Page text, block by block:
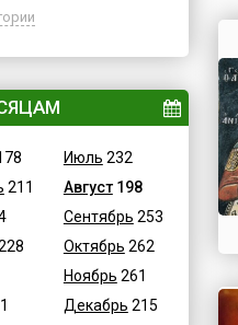
святых
211
Июль 232
Август198
Сентябрь 253
Октябрь 262
Ноябрь 261
Декабрь 215